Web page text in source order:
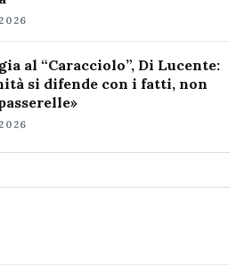
al “Caracciolo”, Di Lucente:
si difende con i fatti, non